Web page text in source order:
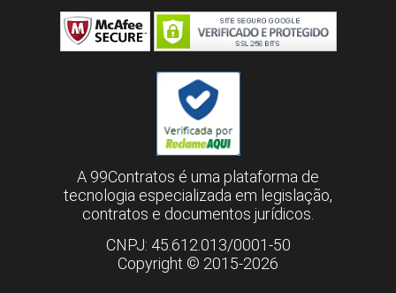
A 99Contratos é uma plataforma de
tecnologia especializada em legislação,
contratos e documentos jurídicos.
CNPJ: 45.612.013/0001-50
Copyright © 2015-2026